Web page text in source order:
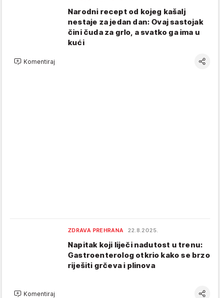
Narodni recept od kojeg kašalj
nestaje za jedan dan: Ovaj sastojak
čini čuda za grlo, a svatko ga ima u
kući
Komentiraj
ZDRAVA PREHRANA 22.8.2025.
Napitak koji liječi nadutost u trenu:
Gastroenterolog otkrio kako se brzo
riješiti grčeva i plinova
Komentiraj